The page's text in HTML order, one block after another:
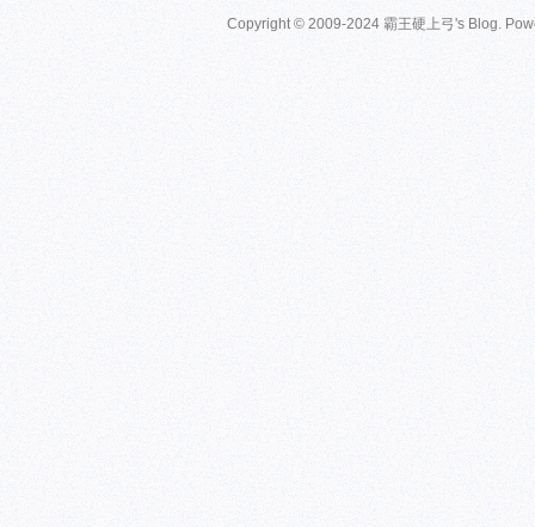
Copyright © 2009-2024 霸王硬上弓's Blog.